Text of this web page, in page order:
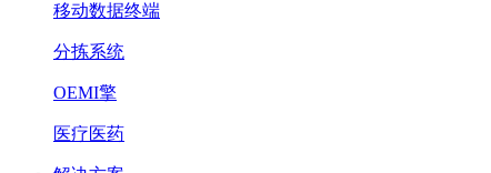
移动数据终端
分拣系统
OEMI擎
医疗医药